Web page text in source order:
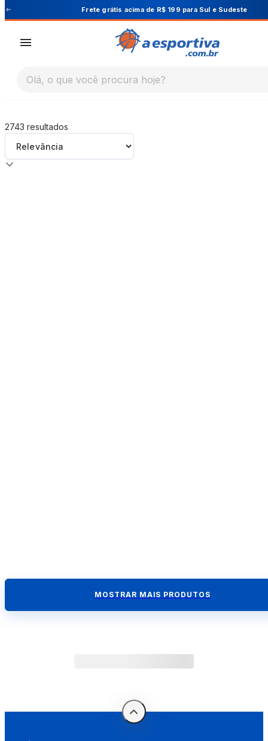
A Esportiva
e Sudeste Cupom PRIMEIRA10 para
Olá, o que você procura hoje?
2743 resultados
MOSTRAR MAIS PRODUTOS